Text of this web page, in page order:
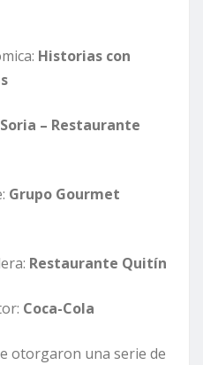
Historias con
– Restaurante
Grupo Gourmet
Restaurante Quitín
Coca-Cola
otorgaron una serie de